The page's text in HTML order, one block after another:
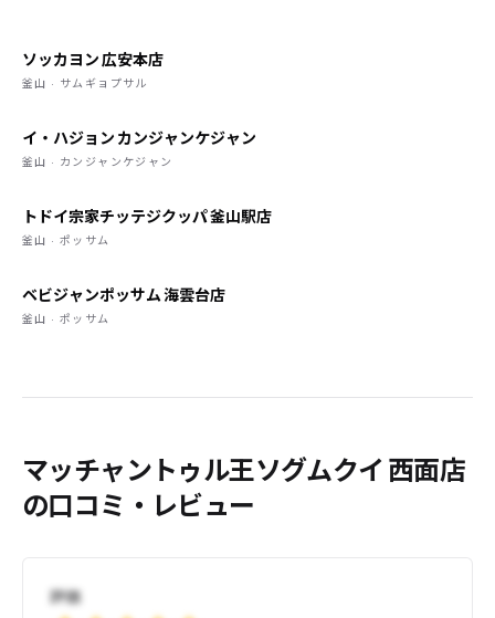
ソッカヨン 広安本店
釜山 · サムギョプサル
イ・ハジョン カンジャンケジャン
釜山 · カンジャンケジャン
トドイ宗家チッテジクッパ 釜山駅店
釜山 · ポッサム
ベビジャンポッサム 海雲台店
釜山 · ポッサム
マッチャントゥル王ソグムクイ 西面店
の口コミ・レビュー
評価